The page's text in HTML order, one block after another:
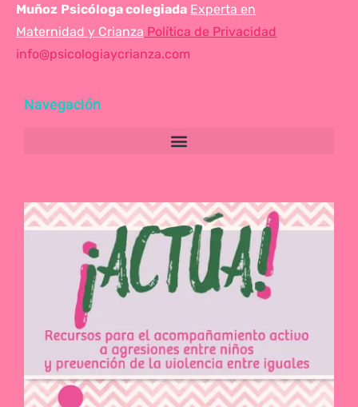
Muñoz Psicóloga colegiada Experta en
Maternidad y Crianza Política de Privacidad
info@psicologiaycrianza.com
Navegación